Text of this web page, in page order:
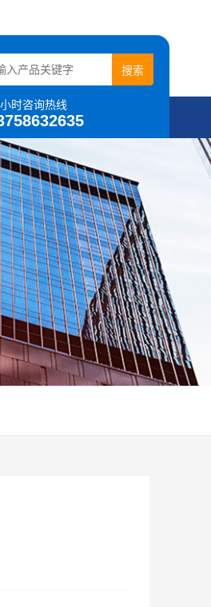
时咨询热线